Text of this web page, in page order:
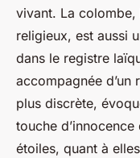
vivant. La
religieux, est aussi
dans le registre
accompagnée d’un
plus discrète,
touche
étoiles, quant à